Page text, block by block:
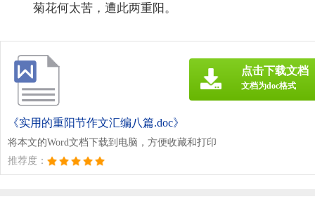
菊花何太苦，遭此两重阳。
《实用的重阳节作文汇编八篇.doc》
将本文的Word文档下载到电脑，方便收藏和打印
推荐度：
点击下载文档
文档为doc格式